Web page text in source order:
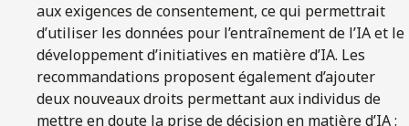
aux exigences de consentement, ce qui permettrait
d’utiliser les données pour l’entraînement de l’IA et le
développement d’initiatives en matière d’IA. Les
recommandations proposent également d’ajouter
deux nouveaux droits permettant aux individus de
mettre en doute la prise de décision en matière d’IA :